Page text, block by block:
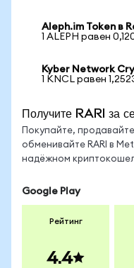
Aleph.im Token в
1 ALEPH равен
Kyber Network
1 KNCL равен
Получите RARI за
Покупайте,
обменивайте RARI в
надёжном
Google Play
Рейтинг
4.4